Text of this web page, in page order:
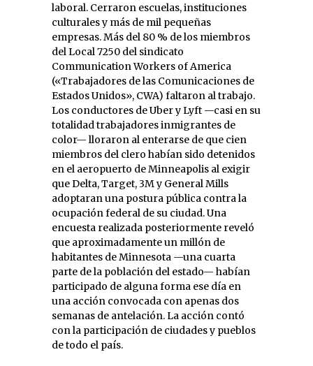
laboral. Cerraron escuelas, instituciones
culturales y más de mil pequeñas
empresas. Más del 80 % de los miembros
del Local 7250 del sindicato
Communication Workers of America
(«Trabajadores de las Comunicaciones de
Estados Unidos», CWA) faltaron al trabajo.
Los conductores de Uber y Lyft —casi en su
totalidad trabajadores inmigrantes de
color— lloraron al enterarse de que cien
miembros del clero habían sido detenidos
en el aeropuerto de Minneapolis al exigir
que Delta, Target, 3M y General Mills
adoptaran una postura pública contra la
ocupación federal de su ciudad. Una
encuesta realizada posteriormente reveló
que aproximadamente un millón de
habitantes de Minnesota —una cuarta
parte de la población del estado— habían
participado de alguna forma ese día en
una acción convocada con apenas dos
semanas de antelación. La acción contó
con la participación de ciudades y pueblos
de todo el país.